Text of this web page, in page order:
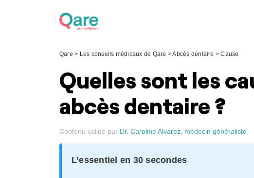
Qare > Les conseils médicaux de Qare >Abcès dentaire >Cause
Quelles sont les
abcès dentaire ?
Contenu validé par Dr. Caroline Alvarez, médecin généraliste.
L’essentiel en 30 secondes